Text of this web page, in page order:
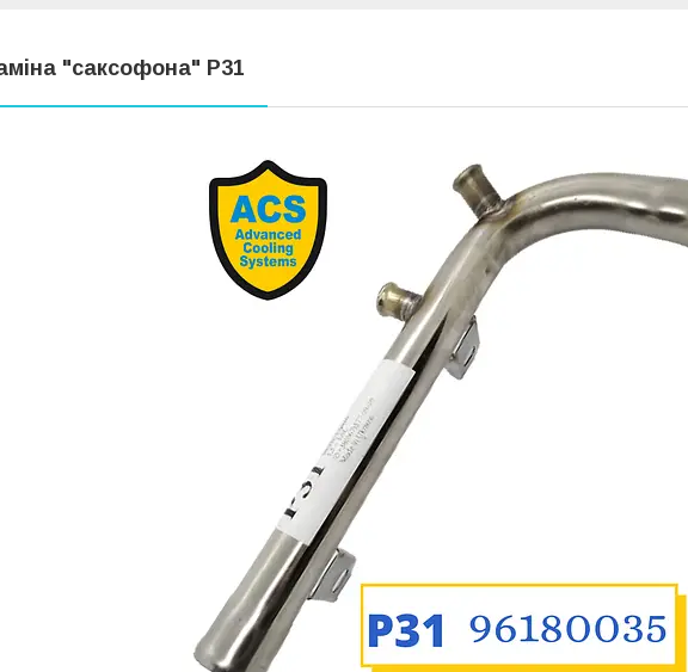
"саксофона" Р31